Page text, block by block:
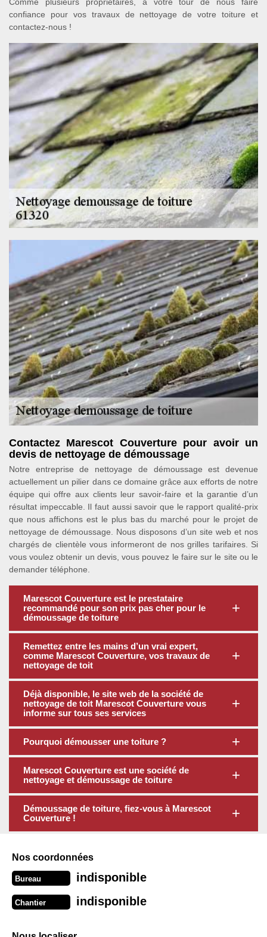
confiance pour vos travaux de nettoyage de votre toiture et
contactez-nous !
Contactez Marescot Couverture pour avoir un
devis de nettoyage de démoussage
Notre entreprise de nettoyage de démoussage est devenue
actuellement un pilier dans ce domaine grâce aux efforts de notre
équipe qui offre aux clients leur savoir-faire et la garantie d’un
résultat impeccable. Il faut aussi savoir que le rapport qualité-prix
que nous affichons est le plus bas du marché pour le projet de
nettoyage de démoussage. Nous disposons d’un site web et nos
chargés de clientèle vous informeront de nos grilles tarifaires. Si
vous voulez obtenir un devis, vous pouvez le faire sur le site ou le
demander téléphone.
Marescot Couverture est le prestataire
recommandé pour son prix pas cher pour le
démoussage de toiture
Remettez entre les mains d’un vrai expert,
comme Marescot Couverture, vos travaux de
nettoyage de toit
Déjà disponible, le site web de la société de
nettoyage de toit Marescot Couverture vous
informe sur tous ses services
Pourquoi démousser une toiture ?
Marescot Couverture est une société de
nettoyage et démoussage de toiture
Démoussage de toiture, fiez-vous à Marescot
Couverture !
Nos coordonnées
Bureau indisponible
Chantier indisponible